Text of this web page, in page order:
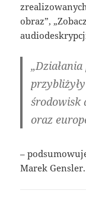
obraz”,
środowisk
oraz
–
Marek Gensler.